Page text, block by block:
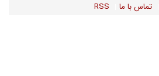
تماس با ما RSS